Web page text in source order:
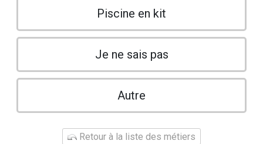
Piscine en kit
Je ne sais pas
Autre
Retour à la liste des métiers